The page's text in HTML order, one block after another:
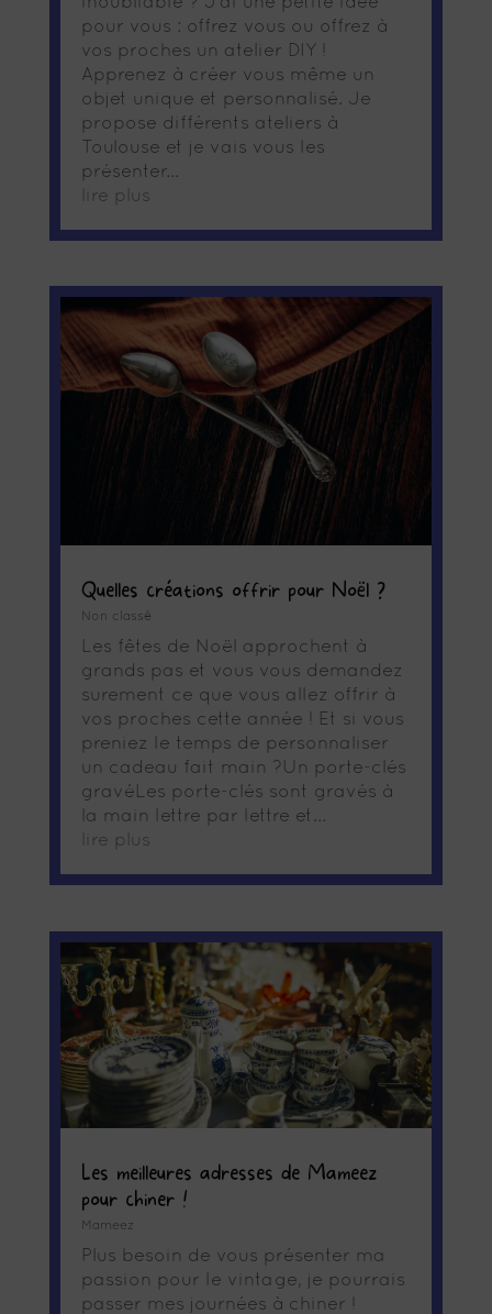
pour vous : offrez vous ou offrez à
vos proches un atelier DIY !
Apprenez à créer vous même un
objet unique et personnalisé. Je
propose différents ateliers à
Toulouse et je vais vous les
présenter...
lire plus
Quelles créations offrir pour Noël ?
Non classé
Les fêtes de Noël approchent à
grands pas et vous vous demandez
surement ce que vous allez offrir à
vos proches cette année ! Et si vous
preniez le temps de personnaliser
un cadeau fait main ?Un porte-clés
gravéLes porte-clés sont gravés à
la main lettre par lettre et...
lire plus
Les meilleures adresses de Mameez
pour chiner !
Mameez
Plus besoin de vous présenter ma
passion pour le vintage, je pourrais
passer mes journées à chiner !